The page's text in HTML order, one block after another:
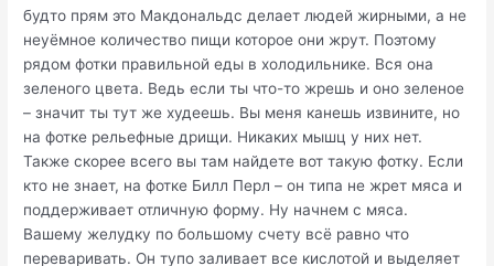
будто прям это Макдональдс делает людей жирными, а не
неуёмное количество пищи которое они жрут. Поэтому
рядом фотки правильной еды в холодильнике. Вся она
зеленого цвета. Ведь если ты что-то жрешь и оно зеленое
– значит ты тут же худеешь. Вы меня канешь извините, но
на фотке рельефные дрищи. Никаких мышц у них нет.
Также скорее всего вы там найдете вот такую фотку. Если
кто не знает, на фотке Билл Перл – он типа не жрет мяса и
поддерживает отличную форму. Ну начнем с мяса.
Вашему желудку по большому счету всё равно что
переваривать. Он тупо заливает все кислотой и выделяет